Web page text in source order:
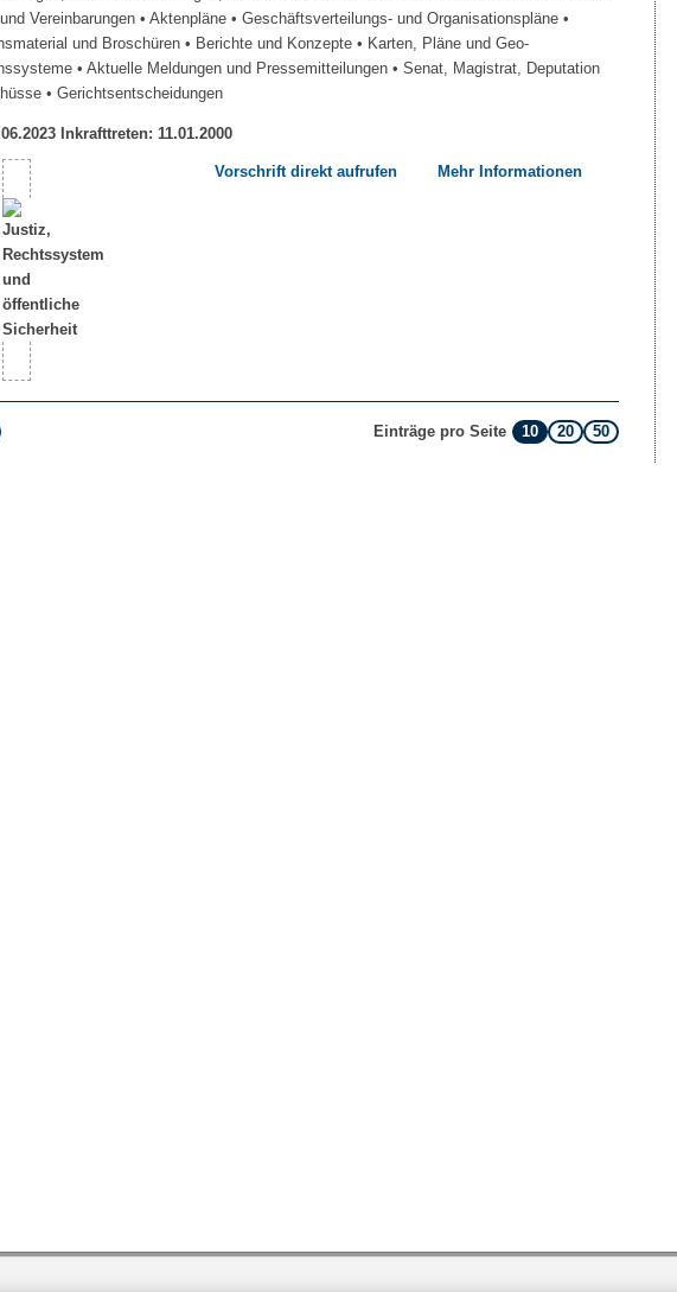
Vereinbarungen • Aktenpläne • Geschäftsverteilungs- und Organisationspläne •
und Broschüren • Berichte und Konzepte • Karten, Pläne und Geo-
• Aktuelle Meldungen und Pressemitteilungen • Senat, Magistrat, Deputation
• Gerichtsentscheidungen
Inkrafttreten: 11.01.2000
Vorschrift direkt aufrufen Mehr Informationen
Einträge pro Seite 10 20 50